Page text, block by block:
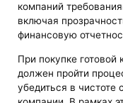
компаний
включая
финансовую
При покупке готовой
должен пройти
убедиться в чистоте